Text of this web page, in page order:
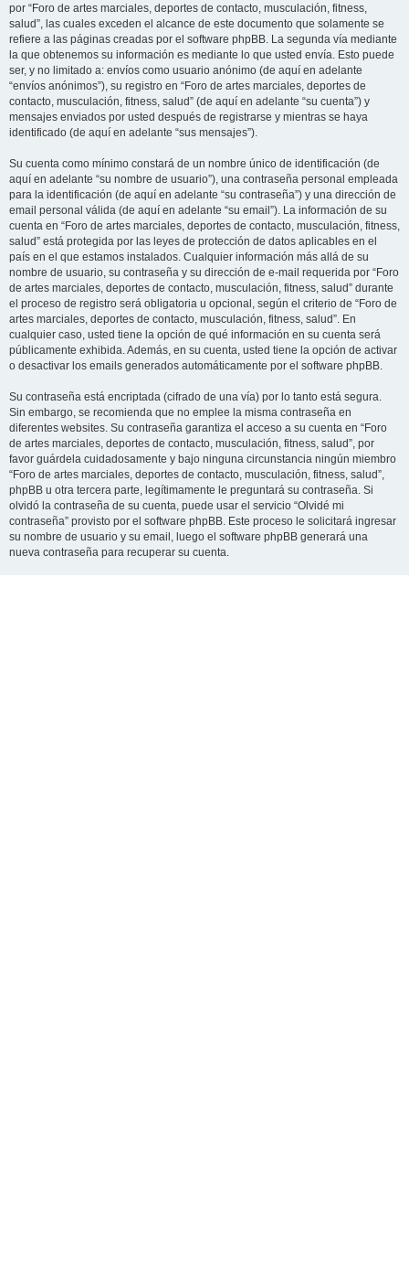
por “Foro de artes marciales, deportes de contacto, musculación, fitness,
salud”, las cuales exceden el alcance de este documento que solamente se
refiere a las páginas creadas por el software phpBB. La segunda vía mediante
la que obtenemos su información es mediante lo que usted envía. Esto puede
ser, y no limitado a: envíos como usuario anónimo (de aquí en adelante
“envíos anónimos”), su registro en “Foro de artes marciales, deportes de
contacto, musculación, fitness, salud” (de aquí en adelante “su cuenta”) y
mensajes enviados por usted después de registrarse y mientras se haya
identificado (de aquí en adelante “sus mensajes”).
Su cuenta como mínimo constará de un nombre único de identificación (de
aquí en adelante “su nombre de usuario”), una contraseña personal empleada
para la identificación (de aquí en adelante “su contraseña”) y una dirección de
email personal válida (de aquí en adelante “su email”). La información de su
cuenta en “Foro de artes marciales, deportes de contacto, musculación, fitness,
salud” está protegida por las leyes de protección de datos aplicables en el
país en el que estamos instalados. Cualquier información más allá de su
nombre de usuario, su contraseña y su dirección de e-mail requerida por “Foro
de artes marciales, deportes de contacto, musculación, fitness, salud” durante
el proceso de registro será obligatoria u opcional, según el criterio de “Foro de
artes marciales, deportes de contacto, musculación, fitness, salud”. En
cualquier caso, usted tiene la opción de qué información en su cuenta será
públicamente exhibida. Además, en su cuenta, usted tiene la opción de activar
o desactivar los emails generados automáticamente por el software phpBB.
Su contraseña está encriptada (cifrado de una vía) por lo tanto está segura.
Sin embargo, se recomienda que no emplee la misma contraseña en
diferentes websites. Su contraseña garantiza el acceso a su cuenta en “Foro
de artes marciales, deportes de contacto, musculación, fitness, salud”, por
favor guárdela cuidadosamente y bajo ninguna circunstancia ningún miembro
“Foro de artes marciales, deportes de contacto, musculación, fitness, salud”,
phpBB u otra tercera parte, legítimamente le preguntará su contraseña. Si
olvidó la contraseña de su cuenta, puede usar el servicio “Olvidé mi
contraseña” provisto por el software phpBB. Este proceso le solicitará ingresar
su nombre de usuario y su email, luego el software phpBB generará una
nueva contraseña para recuperar su cuenta.